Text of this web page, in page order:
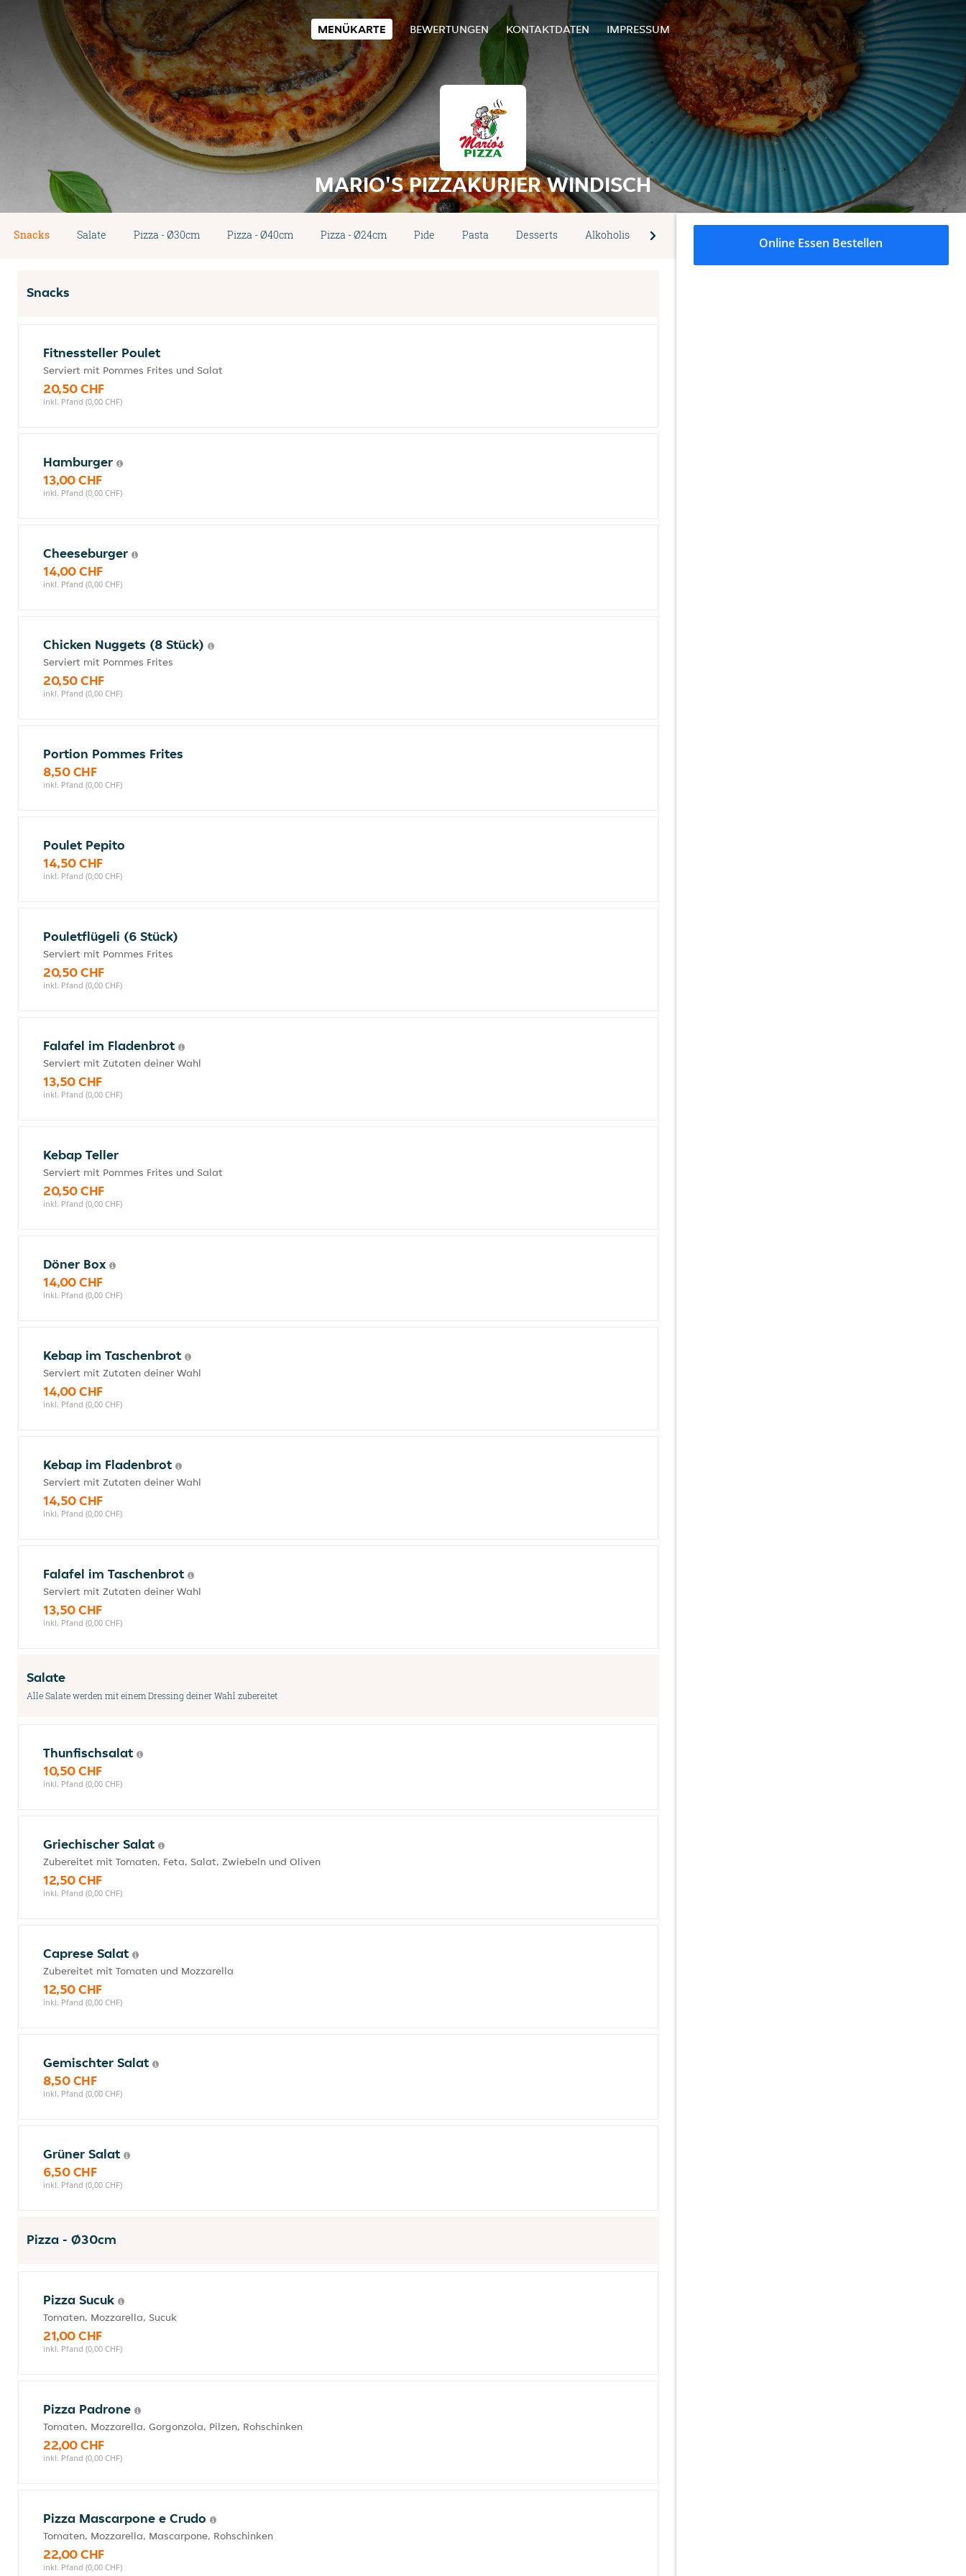
MENÜKARTE BEWERTUNGEN KONTAKTDATEN IMPRESSUM
MARIO'S PIZZAKURIER WINDISCH
Snacks Salate Pizza - Ø30cm Pizza - Ø40cm Pizza - Ø24cm Pide Pasta Desserts Alkoholische Getränke Alkoholfreie Getränke
Snacks
Fitnessteller Poulet
Serviert mit Pommes Frites und Salat
20,50 CHF
inkl. Pfand (0,00 CHF)
Hamburger
13,00 CHF
inkl. Pfand (0,00 CHF)
Cheeseburger
14,00 CHF
inkl. Pfand (0,00 CHF)
Chicken Nuggets (8 Stück)
Serviert mit Pommes Frites
20,50 CHF
inkl. Pfand (0,00 CHF)
Portion Pommes Frites
8,50 CHF
inkl. Pfand (0,00 CHF)
Poulet Pepito
14,50 CHF
inkl. Pfand (0,00 CHF)
Pouletflügeli (6 Stück)
Serviert mit Pommes Frites
20,50 CHF
inkl. Pfand (0,00 CHF)
Falafel im Fladenbrot
Serviert mit Zutaten deiner Wahl
13,50 CHF
inkl. Pfand (0,00 CHF)
Kebap Teller
Serviert mit Pommes Frites und Salat
20,50 CHF
inkl. Pfand (0,00 CHF)
Döner Box
14,00 CHF
inkl. Pfand (0,00 CHF)
Kebap im Taschenbrot
Serviert mit Zutaten deiner Wahl
14,00 CHF
inkl. Pfand (0,00 CHF)
Kebap im Fladenbrot
Serviert mit Zutaten deiner Wahl
14,50 CHF
inkl. Pfand (0,00 CHF)
Falafel im Taschenbrot
Serviert mit Zutaten deiner Wahl
13,50 CHF
inkl. Pfand (0,00 CHF)
Salate
Alle Salate werden mit einem Dressing deiner Wahl zubereitet
Thunfischsalat
10,50 CHF
inkl. Pfand (0,00 CHF)
Griechischer Salat
Zubereitet mit Tomaten, Feta, Salat, Zwiebeln und Oliven
12,50 CHF
inkl. Pfand (0,00 CHF)
Caprese Salat
Zubereitet mit Tomaten und Mozzarella
12,50 CHF
inkl. Pfand (0,00 CHF)
Gemischter Salat
8,50 CHF
inkl. Pfand (0,00 CHF)
Grüner Salat
6,50 CHF
inkl. Pfand (0,00 CHF)
Pizza - Ø30cm
Pizza Sucuk
Tomaten, Mozzarella, Sucuk
21,00 CHF
inkl. Pfand (0,00 CHF)
Pizza Padrone
Tomaten, Mozzarella, Gorgonzola, Pilzen, Rohschinken
22,00 CHF
inkl. Pfand (0,00 CHF)
Pizza Mascarpone e Crudo
Tomaten, Mozzarella, Mascarpone, Rohschinken
22,00 CHF
inkl. Pfand (0,00 CHF)
Online Essen Bestellen